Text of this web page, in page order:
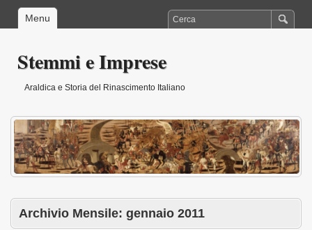
Menu
Stemmi e Imprese
Araldica e Storia del Rinascimento Italiano
Archivio Mensile: gennaio 2011